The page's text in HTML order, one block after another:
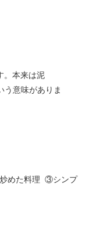
。本来は泥
う意味がありま
めた料理 ③シンプ